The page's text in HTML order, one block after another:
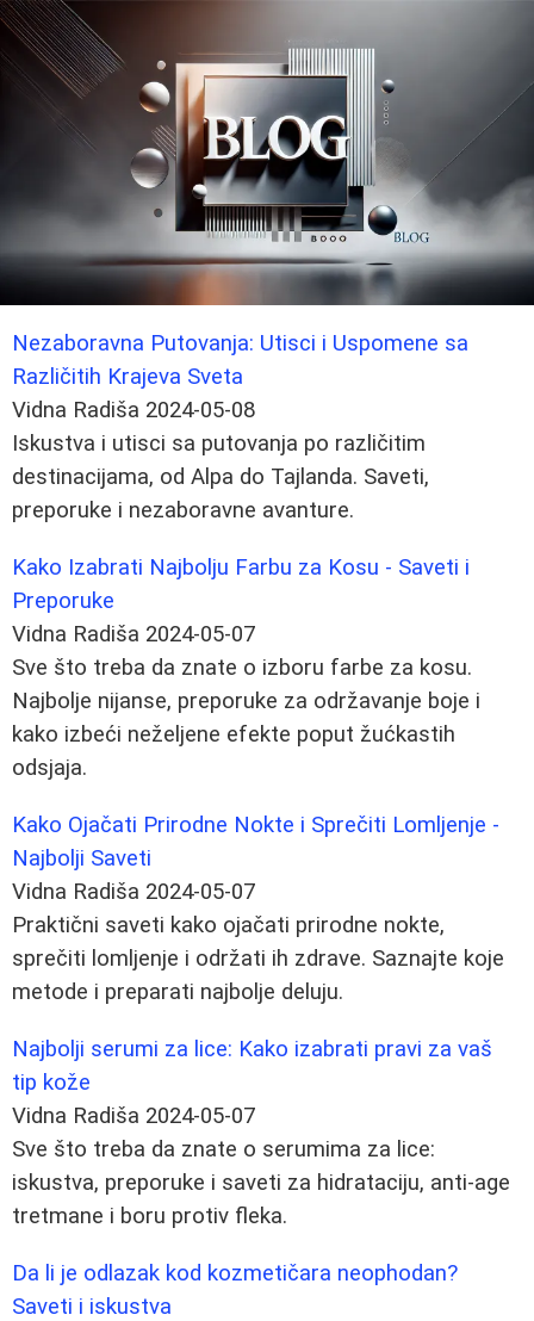
Nezaboravna Putovanja: Utisci i Uspomene sa
Različitih Krajeva Sveta
Vidna Radiša 2024-05-08
Iskustva i utisci sa putovanja po različitim
destinacijama, od Alpa do Tajlanda. Saveti,
preporuke i nezaboravne avanture.
Kako Izabrati Najbolju Farbu za Kosu - Saveti i
Preporuke
Vidna Radiša 2024-05-07
Sve što treba da znate o izboru farbe za kosu.
Najbolje nijanse, preporuke za održavanje boje i
kako izbeći neželjene efekte poput žućkastih
odsjaja.
Kako Ojačati Prirodne Nokte i Sprečiti Lomljenje -
Najbolji Saveti
Vidna Radiša 2024-05-07
Praktični saveti kako ojačati prirodne nokte,
sprečiti lomljenje i održati ih zdrave. Saznajte koje
metode i preparati najbolje deluju.
Najbolji serumi za lice: Kako izabrati pravi za vaš
tip kože
Vidna Radiša 2024-05-07
Sve što treba da znate o serumima za lice:
iskustva, preporuke i saveti za hidrataciju, anti-age
tretmane i boru protiv fleka.
Da li je odlazak kod kozmetičara neophodan?
Saveti i iskustva